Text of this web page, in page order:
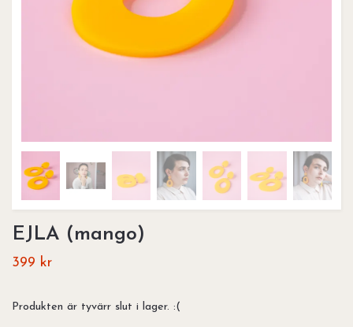
EJLA (mango)
399 kr
Produkten är tyvärr slut i lager. :(